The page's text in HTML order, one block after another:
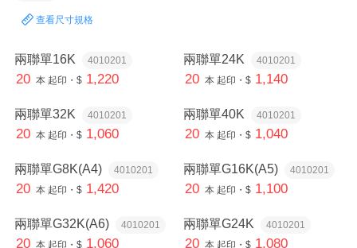
查看尺寸規格
兩聯單16K 4010201
20 本 起印・$ 1,220
兩聯單24K 4010201
20 本 起印・$ 1,140
兩聯單32K 4010201
20 本 起印・$ 1,060
兩聯單40K 4010201
20 本 起印・$ 1,040
兩聯單G8K(A4) 4010201
20 本 起印・$ 1,420
兩聯單G16K(A5) 4010201
20 本 起印・$ 1,100
兩聯單G32K(A6) 4010201
20 本 起印・$ 1,060
兩聯單G24K 4010201
20 本 起印・$ 1,080